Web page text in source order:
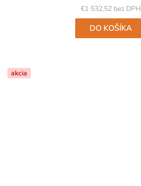
€1 532,52 bez DPH
DO KOŠÍKA
akcia